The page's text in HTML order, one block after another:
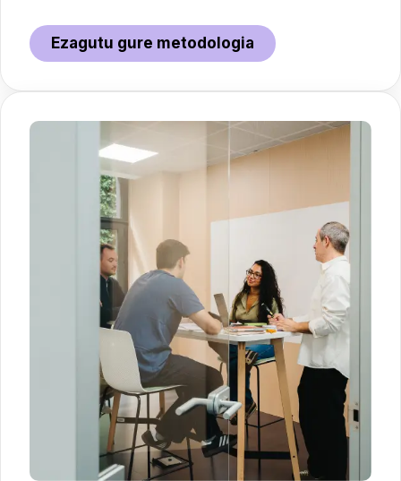
Ezagutu gure metodologia